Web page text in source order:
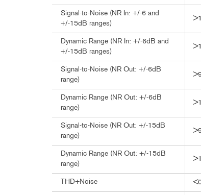
Signal-to-Noise (NR In: +/-6 and
+/-15dB ranges)
Dynamic Range (NR In: +/-6dB and
+/-15dB ranges)
Signal-to-Noise (NR Out: +/-6dB
range)
Dynamic Range (NR Out: +/-6dB
range)
Signal-to-Noise (NR Out: +/-15dB
range)
Dynamic Range (NR Out: +/-15dB
range)
THD+Noise